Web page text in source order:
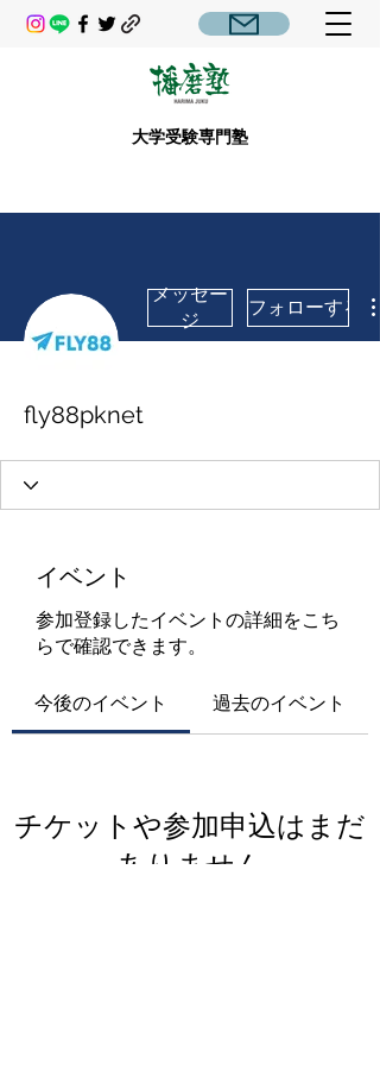
大学受験専門塾
メッセー
ジ
フォローする
fly88pknet
イベント
参加登録したイベントの詳細をこち
らで確認できます。
今後のイベント 過去のイベント
チケットや参加申込はまだ
ありません